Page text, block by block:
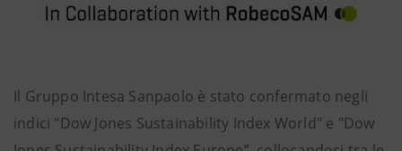
Il Gruppo Intesa Sanpaolo è stato confermato negli
indici "Dow Jones Sustainability Index World" e "Dow